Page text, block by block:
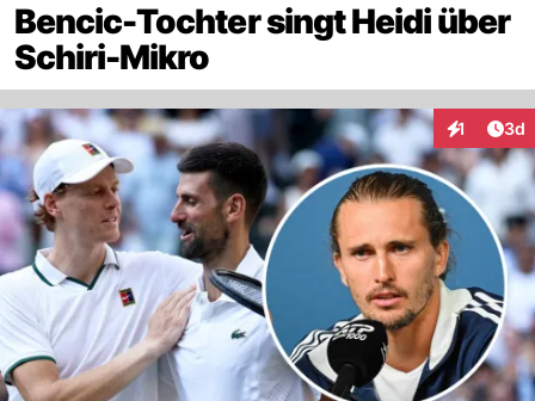
Bencic-Tochter singt Heidi über
Schiri-Mikro
1 3d